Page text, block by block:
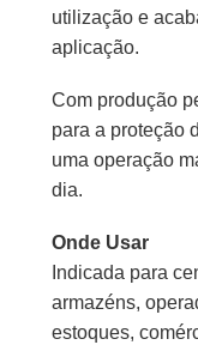
utilização e
aplicação.
Com produção
para a proteção
uma operação
dia.
Onde Usar
Indicada para
armazéns,
estoques,